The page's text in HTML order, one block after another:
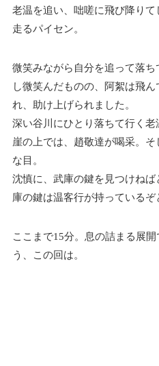
老温を追い、咄嗟に飛び降り
走るパイセン。
微笑みながら自分を追って落
し微笑んだものの、阿絮は飛
れ、助け上げられました。
深い谷川にひとり落ちて行く老
崖の上では、趙敬達が喝采。
な目。
沈慎に、武庫の鍵を見つけね
庫の鍵は温客行が持っているぞ
ここまで15分。息の詰まる展
う、この回は。